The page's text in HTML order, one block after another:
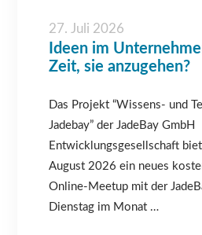
27. Juli 2026
Ideen im
Zeit, sie anzugehen?
Das Projekt “Wissens- und
Jadebay” der JadeBay GmbH
Entwicklungsgesellschaft
August 2026 ein neues
Online-Meetup mit der
Dienstag im Monat …